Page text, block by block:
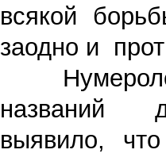
всякой
заодно и
названий
выявило,